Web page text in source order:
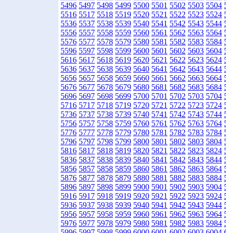
5496 5497 5498 5499 5500 5501 5502 5503 5504
5516 5517 5518 5519 5520 5521 5522 5523 5524
5536 5537 5538 5539 5540 5541 5542 5543 5544
5556 5557 5558 5559 5560 5561 5562 5563 5564
5576 5577 5578 5579 5580 5581 5582 5583 5584
5596 5597 5598 5599 5600 5601 5602 5603 5604
5616 5617 5618 5619 5620 5621 5622 5623 5624
5636 5637 5638 5639 5640 5641 5642 5643 5644
5656 5657 5658 5659 5660 5661 5662 5663 5664
5676 5677 5678 5679 5680 5681 5682 5683 5684
5696 5697 5698 5699 5700 5701 5702 5703 5704
5716 5717 5718 5719 5720 5721 5722 5723 5724
5736 5737 5738 5739 5740 5741 5742 5743 5744
5756 5757 5758 5759 5760 5761 5762 5763 5764
5776 5777 5778 5779 5780 5781 5782 5783 5784
5796 5797 5798 5799 5800 5801 5802 5803 5804
5816 5817 5818 5819 5820 5821 5822 5823 5824
5836 5837 5838 5839 5840 5841 5842 5843 5844
5856 5857 5858 5859 5860 5861 5862 5863 5864
5876 5877 5878 5879 5880 5881 5882 5883 5884
5896 5897 5898 5899 5900 5901 5902 5903 5904
5916 5917 5918 5919 5920 5921 5922 5923 5924
5936 5937 5938 5939 5940 5941 5942 5943 5944
5956 5957 5958 5959 5960 5961 5962 5963 5964
5976 5977 5978 5979 5980 5981 5982 5983 5984